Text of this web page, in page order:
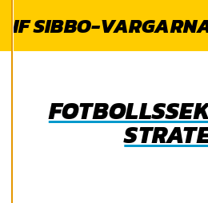
när som helst. Läs
IF SIBBO-